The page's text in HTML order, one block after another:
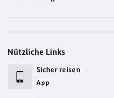
Nützliche Links
Sicher reisen
App